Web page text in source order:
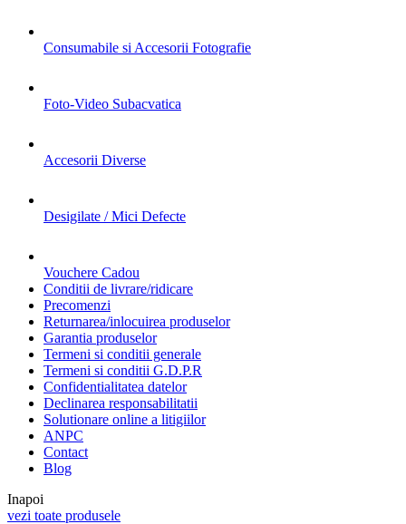
Consumabile si Accesorii Fotografie
Foto-Video Subacvatica
Accesorii Diverse
Desigilate / Mici Defecte
Vouchere Cadou
Conditii de livrare/ridicare
Precomenzi
Returnarea/inlocuirea produselor
Garantia produselor
Termeni si conditii generale
Termeni si conditii G.D.P.R
Confidentialitatea datelor
Declinarea responsabilitatii
Solutionare online a litigiilor
ANPC
Contact
Blog
Inapoi
vezi toate produsele